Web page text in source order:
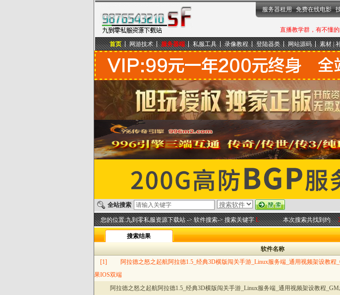
九到零私服资源下载站
直播教学群，有不懂
服务器租用 免费在线电影
首页 网游技术 服务器端 私服工具 录像教程 登陆器类 网站源码 素材 |
全站搜索
您的位置:九到零私服资源下载站-> 软件搜索-> 搜索关键字L本次搜索共找到约
搜索结果
软件名称
[1]
阿拉德之怒之起航阿拉德1.5_经典3D横版闯关手游_Linux服务端_通用视频架设教
果IOS双端
阿拉德之怒之起航阿拉德1.5_经典3D横版闯关手游_Linux服务端_通用视频架设教程